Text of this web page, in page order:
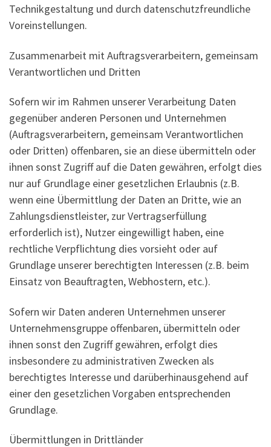
Technikgestaltung und durch datenschutzfreundliche
Voreinstellungen.
Zusammenarbeit mit Auftragsverarbeitern, gemeinsam
Verantwortlichen und Dritten
Sofern wir im Rahmen unserer Verarbeitung Daten
gegenüber anderen Personen und Unternehmen
(Auftragsverarbeitern, gemeinsam Verantwortlichen
oder Dritten) offenbaren, sie an diese übermitteln oder
ihnen sonst Zugriff auf die Daten gewähren, erfolgt dies
nur auf Grundlage einer gesetzlichen Erlaubnis (z.B.
wenn eine Übermittlung der Daten an Dritte, wie an
Zahlungsdienstleister, zur Vertragserfüllung
erforderlich ist), Nutzer eingewilligt haben, eine
rechtliche Verpflichtung dies vorsieht oder auf
Grundlage unserer berechtigten Interessen (z.B. beim
Einsatz von Beauftragten, Webhostern, etc.).
Sofern wir Daten anderen Unternehmen unserer
Unternehmensgruppe offenbaren, übermitteln oder
ihnen sonst den Zugriff gewähren, erfolgt dies
insbesondere zu administrativen Zwecken als
berechtigtes Interesse und darüberhinausgehend auf
einer den gesetzlichen Vorgaben entsprechenden
Grundlage.
Übermittlungen in Drittländer